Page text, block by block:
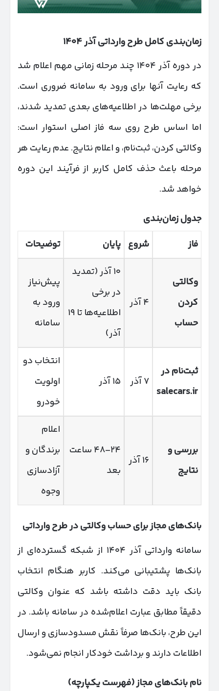
زمان‌بندی کامل طرح وارداتی آذر۱۴۰۴
در دوره آذر ۱۴۰۴ چند مرحله زمانی مهم اعلام شد
که رعایت آنها برای ورود به سامانه ضروری است.
برخی مهلت‌ها در اطلاعیه‌های بعدی تمدید شدند،
اما اساس طرح روی سه فاز اصلی استوار است:
وکالتی کردن، ثبت‌نام، و اعلام نتایج. عدم رعایت هر
مرحله باعث حذف کامل کاربر از فرآیند این دوره
خواهد شد.
جدول زمان‌بندی
فاز
شروع پایان توضیحات
وکالتی
کردن
حساب
۴ آذر
۱۰ آذر (تمدید
در برخی
اطلاعیه‌ها تا ۱۹
آذر)
پیش‌نیاز
ورود به
سامانه
ثبت‌نام در
salecars.ir
۷ آذر ۱۵ آذر
انتخاب دو
اولویت
خودرو
بررسی و
نتایج
۱۶ آذر
۲۴–۴۸ ساعت
بعد
اعلام
برندگان و
آزادسازی
وجوه
بانک‌های مجاز برای حساب وکالتی در طرح وارداتی
سامانه وارداتی آذر ۱۴۰۴ از شبکه گسترده‌ای از
بانک‌ها پشتیبانی می‌کند. کاربر هنگام انتخاب
بانک باید دقت داشته باشد که عنوان وکالتی
دقیقاً مطابق عبارت اعلام‌شده در سامانه باشد. در
این طرح، بانک‌ها صرفاً نقش مسدودسازی و ارسال
اطلاعات دارند و برداشت خودکار انجام نمی‌شود.
نام بانک‌های مجاز (فهرست یکپارچه)